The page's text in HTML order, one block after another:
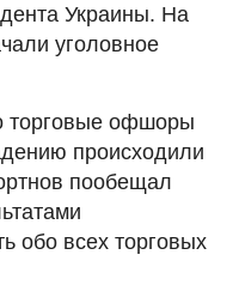
Украины. На
уголовное
торговые офшоры
происходили
пообещал
обо всех торговых